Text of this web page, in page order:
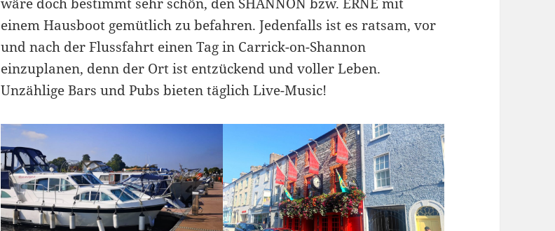
einem Hausboot gemütlich zu befahren. Jedenfalls ist es ratsam, vor
und nach der Flussfahrt einen Tag in Carrick-on-Shannon
einzuplanen, denn der Ort ist entzückend und voller Leben.
Unzählige Bars und Pubs bieten täglich Live-Music!